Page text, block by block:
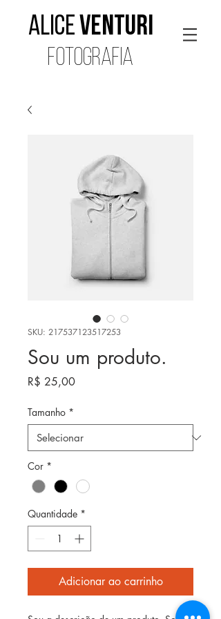
AliceVenturi
FOTOGRAFIA
SKU: 217537123517253
Sou um produto.
R$ 25,00Preço
Tamanho *
Cor *
Quantidade *
Adicionar ao carrinho